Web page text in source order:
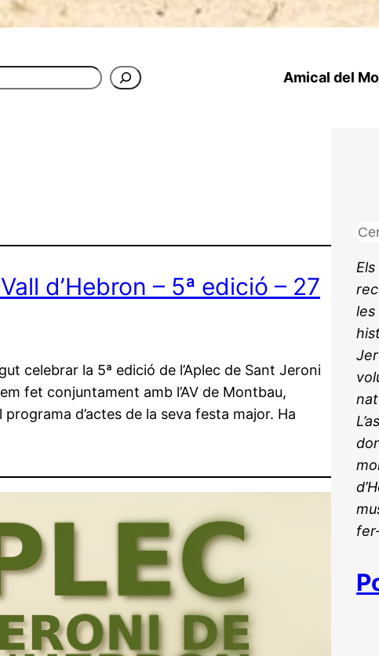
Amical del
d’Hebron – 5ª edició – 27
celebrar la 5ª edició de l’Aplec de Sant Jeroni
fet conjuntament amb l’AV de Montbau,
d’actes de la seva festa major. Ha
C
r
c
a
les